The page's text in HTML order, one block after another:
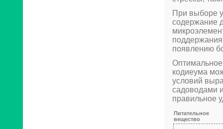
При выборе
содержание
поддержания
появлению
кодиеума
условий
садоводами
правильное
Питательное
вещество